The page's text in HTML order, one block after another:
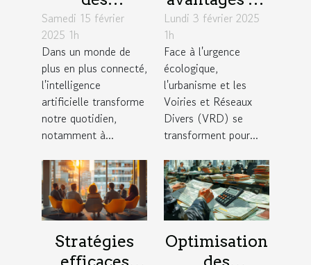
avantages
des chatbots
basés sur
l'intelligence
artificielle
Samedi 15 février
2025 1h
Dans un monde de
plus en plus connecté,
l'intelligence
artificielle transforme
notre quotidien,
notamment à...
l'intégration
technologies
durables en
urbanisme et
VRD
Lundi 3 février 2025
1h
Face à l'urgence
écologique,
l'urbanisme et les
Voiries et Réseaux
Divers (VRD) se
transforment pour...
Stratégies
Optimisation